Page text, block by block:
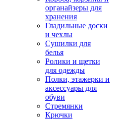
органайзеры для
хранения
Гладильные доски
и чехлы
Сушилки для
белья
Ролики и щетки
для одежды
Полки, этажерки и
аксессуары для
обуви
Стремянки
Крючки